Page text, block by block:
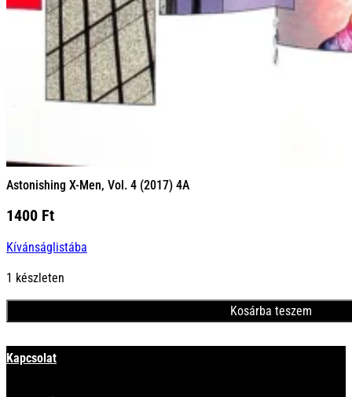
Astonishing X-Men, Vol. 4 (2017) 4A
1400 Ft
Kívánságlistába
1 készleten
Kosárba teszem
Kapcsolat